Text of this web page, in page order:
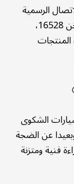
الرسمية
مفتوحة لتلقي أية شكاوى عبر الخط الساخن 16528،
الشكوى
عن الضجة
فنية ومتزنة